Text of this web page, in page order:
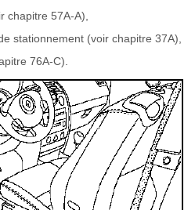
chapitre 57A-A),
stationnement (voir chapitre 37A),
76A-C).